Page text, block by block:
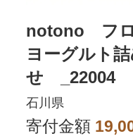
notono フ
ヨーグルト
せ _22004
石川県
寄付金額